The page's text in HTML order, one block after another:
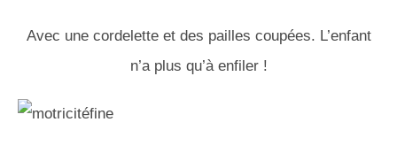
Avec une cordelette et des pailles coupées. L’enfant
n’a plus qu’à enfiler !